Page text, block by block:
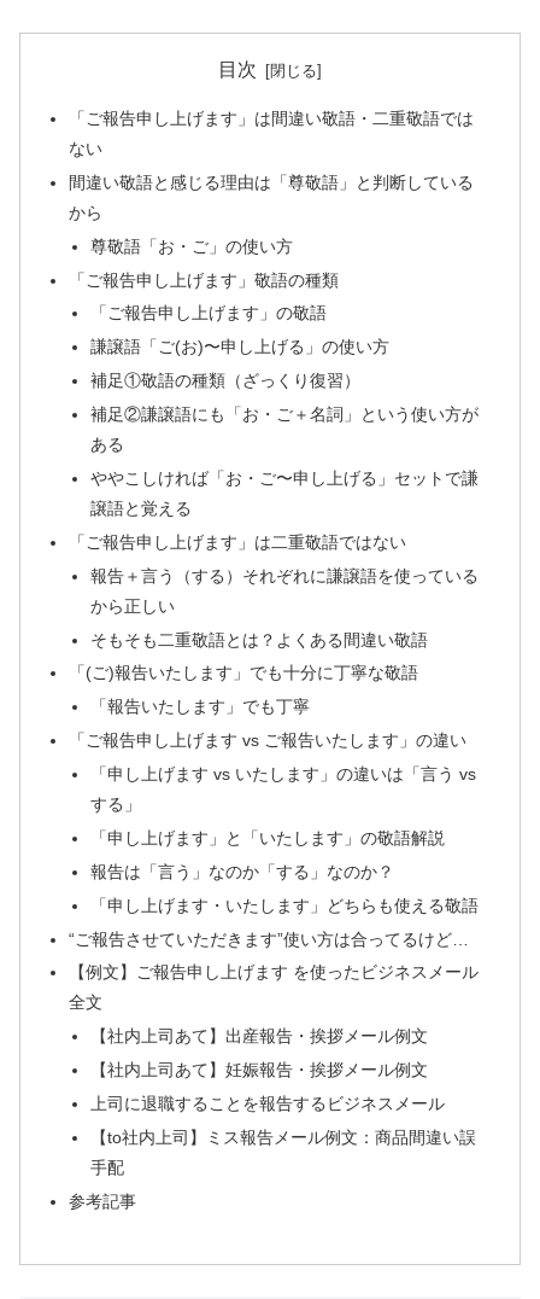
目次
「ご報告申し上げます」は間違い敬語・二重敬語では
ない
間違い敬語と感じる理由は「尊敬語」と判断している
から
尊敬語「お・ご」の使い方
「ご報告申し上げます」敬語の種類
「ご報告申し上げます」の敬語
謙譲語「ご(お)〜申し上げる」の使い方
補足①敬語の種類（ざっくり復習）
補足②謙譲語にも「お・ご＋名詞」という使い方が
ある
ややこしければ「お・ご〜申し上げる」セットで謙
譲語と覚える
「ご報告申し上げます」は二重敬語ではない
報告＋言う（する）それぞれに謙譲語を使っている
から正しい
そもそも二重敬語とは？よくある間違い敬語
「(ご)報告いたします」でも十分に丁寧な敬語
「報告いたします」でも丁寧
「ご報告申し上げます vs ご報告いたします」の違い
「申し上げます vs いたします」の違いは「言う vs
する」
「申し上げます」と「いたします」の敬語解説
報告は「言う」なのか「する」なのか？
「申し上げます・いたします」どちらも使える敬語
“ご報告させていただきます”使い方は合ってるけど…
【例文】ご報告申し上げます を使ったビジネスメール
全文
【社内上司あて】出産報告・挨拶メール例文
【社内上司あて】妊娠報告・挨拶メール例文
上司に退職することを報告するビジネスメール
【to社内上司】ミス報告メール例文：商品間違い誤
手配
参考記事